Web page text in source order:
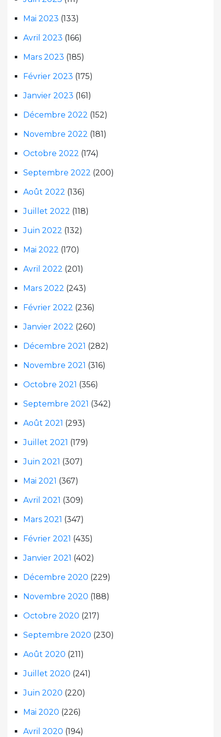
Mai 2023 (133)
Avril 2023 (166)
Mars 2023 (185)
Février 2023 (175)
Janvier 2023 (161)
Décembre 2022 (152)
Novembre 2022 (181)
Octobre 2022 (174)
Septembre 2022 (200)
Août 2022 (136)
Juillet 2022 (118)
Juin 2022 (132)
Mai 2022 (170)
Avril 2022 (201)
Mars 2022 (243)
Février 2022 (236)
Janvier 2022 (260)
Décembre 2021 (282)
Novembre 2021 (316)
Octobre 2021 (356)
Septembre 2021 (342)
Août 2021 (293)
Juillet 2021 (179)
Juin 2021 (307)
Mai 2021 (367)
Avril 2021 (309)
Mars 2021 (347)
Février 2021 (435)
Janvier 2021 (402)
Décembre 2020 (229)
Novembre 2020 (188)
Octobre 2020 (217)
Septembre 2020 (230)
Août 2020 (211)
Juillet 2020 (241)
Juin 2020 (220)
Mai 2020 (226)
Avril 2020 (194)